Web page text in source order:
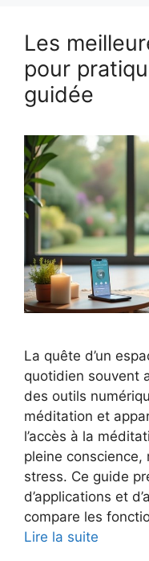
Les
pour
guidée
La quête d’un
quotidien souvent
des outils
méditation et
l’accès à la
pleine
stress. Ce guide
d’applications et
compare les
Lire la suite